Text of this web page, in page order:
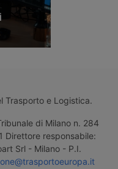
Trasporto e Logistica.
di Milano n. 284
Direttore responsabile:
Srl - Milano - P.I.